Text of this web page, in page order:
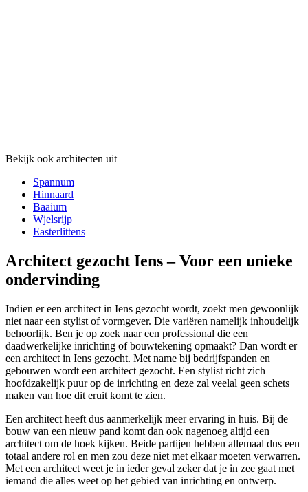
Bekijk ook architecten uit
Spannum
Hinnaard
Baaium
Wjelsrijp
Easterlittens
Architect gezocht Iens – Voor een unieke
ondervinding
Indien er een architect in Iens gezocht wordt, zoekt men gewoonlijk
niet naar een stylist of vormgever. Die variëren namelijk inhoudelijk
behoorlijk. Ben je op zoek naar een professional die een
daadwerkelijke inrichting of bouwtekening opmaakt? Dan wordt er
een architect in Iens gezocht. Met name bij bedrijfspanden en
gebouwen wordt een architect gezocht. Een stylist richt zich
hoofdzakelijk puur op de inrichting en deze zal veelal geen schets
maken van hoe dit eruit komt te zien.
Een architect heeft dus aanmerkelijk meer ervaring in huis. Bij de
bouw van een nieuw pand komt dan ook nagenoeg altijd een
architect om de hoek kijken. Beide partijen hebben allemaal dus een
totaal andere rol en men zou deze niet met elkaar moeten verwarren.
Met een architect weet je in ieder geval zeker dat je in zee gaat met
iemand die alles weet op het gebied van inrichting en ontwerp.